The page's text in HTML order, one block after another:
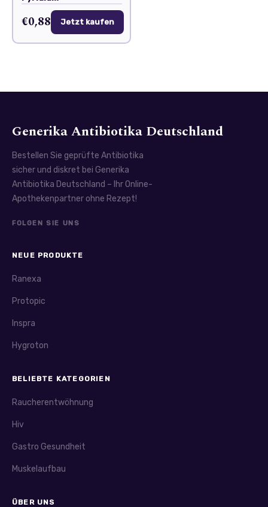
€0,88 Jetzt kaufen
Generika Antibiotika Deutschland
Bestellen Sie geprüfte Antibiotika
sicher und diskret bei Generika
Antibiotika Deutschland – Ihr Online-
Apothekenpartner ohne Rezept!
FOLGEN SIE UNS
NEUE PRODUKTE
Ranexa
Protopic
Inspra
Hygroton
BELIEBTE KATEGORIEN
Raucherentwöhnung
Hiv
Gastro Gesundheit
Muskelaufbau
ÜBER UNS